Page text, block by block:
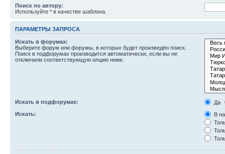
Поиск по автору:
Используйте * в качестве шаблона.
ПАРАМЕТРЫ ЗАПРОСА
Искать в форумах:
Выберите форум или форумы, в которых будет произведён поиск.
Поиск в подфорумах производится автоматически, если вы не
отключили соответствующую опцию ниже.
Искать в подфорумах:
Да
Искать:
В